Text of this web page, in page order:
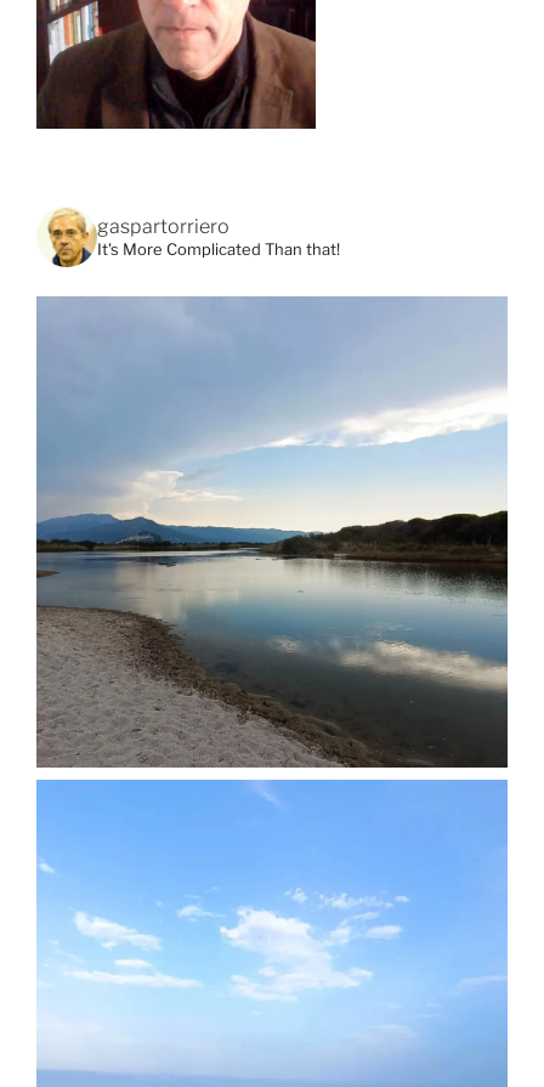
gaspartorriero
It's More Complicated Than that!